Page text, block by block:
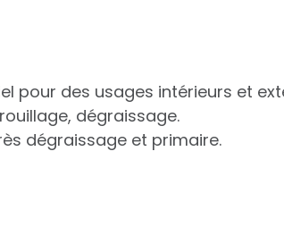
pour des usages intérieurs et
dégraissage.
dégraissage et primaire.